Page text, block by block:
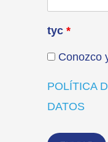
tyc *
Conozco
POLÍTICA
DATOS